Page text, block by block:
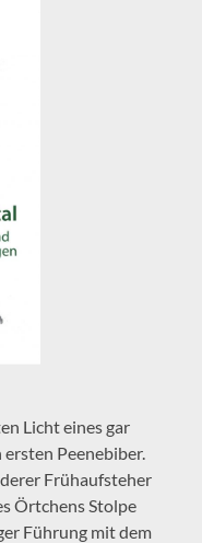
Licht eines gar
Peenebiber.
Frühaufsteher
Örtchens Stolpe
Führung mit dem